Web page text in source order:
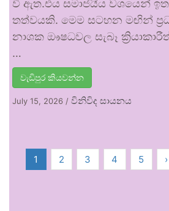
වී ඇත.එය සමාජයීය වශයෙන්
තත්වයකි. මෙම සටහන මඟින්
නාශක ඖෂධවල සැබෑ
…
වැඩිපුර කියවන්න
July 15, 2026 / විනිවිද සායනය
1 2 3 4 5 ›